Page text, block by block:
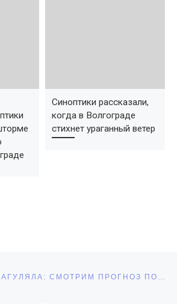
Синоптики рассказали,
когда в Волгограде
стихнет ураганный ветер
по записям ВЕСНА ГДЕ-ТО ЗАГУЛЯЛА: СМОТРИМ ПРОГНОЗ ПОГОДЫ В ВОЛГОГРАДЕ НА ПЕРВЫЕ ДНИ МАРТА